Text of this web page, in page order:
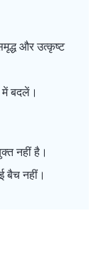
और उत्कृष्ट
में बदलें।
नहीं है।
बैच नहीं।